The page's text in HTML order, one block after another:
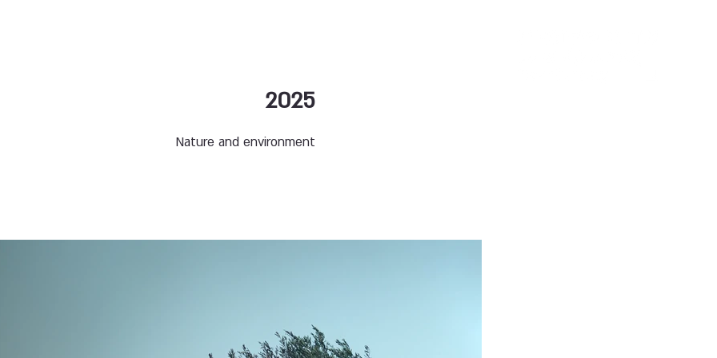
2025
Nature and environment